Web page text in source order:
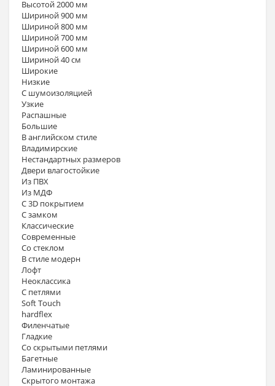
Высотой 2000 мм
Шириной 900 мм
Шириной 800 мм
Шириной 700 мм
Шириной 600 мм
Шириной 40 см
Широкие
Низкие
С шумоизоляцией
Узкие
Распашные
Большие
В английском стиле
Владимирские
Нестандартных размеров
Двери влагостойкие
Из ПВХ
Из МДФ
С 3D покрытием
С замком
Классические
Современные
Со стеклом
В стиле модерн
Лофт
Неоклассика
С петлями
Soft Touch
hardflex
Филенчатые
Гладкие
Со скрытыми петлями
Багетные
Ламинированные
Скрытого монтажа